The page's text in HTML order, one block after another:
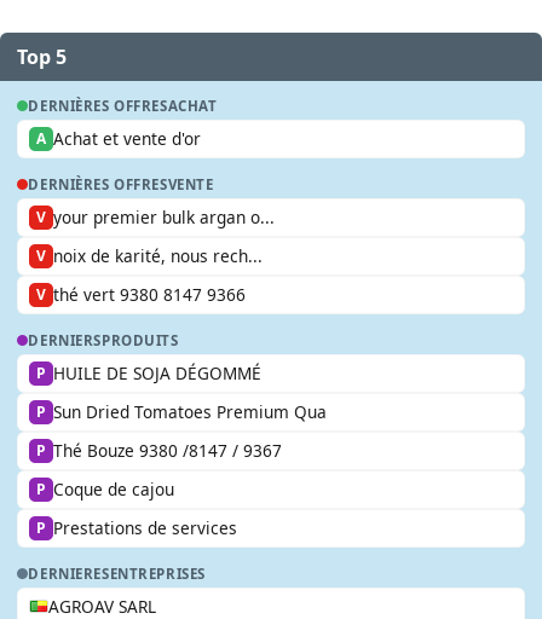
Top 5
DERNIÈRES OFFRESACHAT
A Achat et vente d'or
DERNIÈRES OFFRESVENTE
V your premier bulk argan o...
V noix de karité, nous rech...
V thé vert 9380 8147 9366
DERNIERSPRODUITS
P HUILE DE SOJA DÉGOMMÉ
P Sun Dried Tomatoes Premium Qua
P Thé Bouze 9380 /8147 / 9367
P Coque de cajou
P Prestations de services
DERNIERESENTREPRISES
AGROAV SARL